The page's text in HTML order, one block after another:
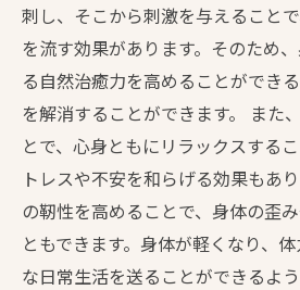
刺し、そこから刺激を与えること
を流す効果があります。そのため
る自然治癒力を高めることができ
を解消することができます。 また
とで、心身ともにリラックスする
トレスや不安を和らげる効果もあ
の靭性を高めることで、身体の歪
ともできます。身体が軽くなり、
な日常生活を送ることができるよ